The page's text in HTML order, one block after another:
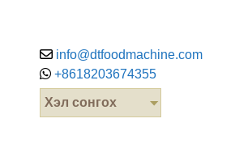
info@dtfoodmachine.com
+8618203674355
Хэл сонгох